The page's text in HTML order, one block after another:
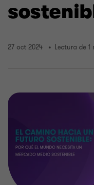
27 oct 2024 Lectura de 1